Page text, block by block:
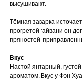
высушивают.
Тёмная заварка
прогретой гайвани он
пряностей,
Вкус
Настой янтарный,
ароматом. Вкус у Фэн